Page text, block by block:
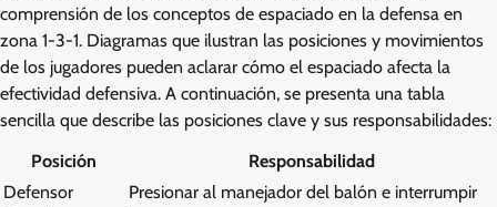
comprensión de los conceptos de espaciado en la defensa en
zona 1-3-1. Diagramas que ilustran las posiciones y movimientos
de los jugadores pueden aclarar cómo el espaciado afecta la
efectividad defensiva. A continuación, se presenta una tabla
sencilla que describe las posiciones clave y sus responsabilidades:
Posición
Responsabilidad
Defensor
Presionar al manejador del balón e interrumpir